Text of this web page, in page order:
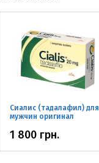
Сиалис (тадалафил) для
мужчин оригинал
1 800 грн.